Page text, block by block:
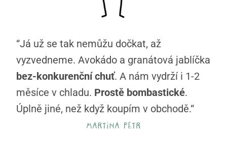
“Já už se tak nemůžu dočkat, až
vyzvedneme. Avokádo a granátová jablíčka
bez-konkurenční chuť. A nám vydrží i 1-2
měsíce v chladu. Prostě bombastické.
Úplně jiné, než když koupím v obchodě.“
martina petr